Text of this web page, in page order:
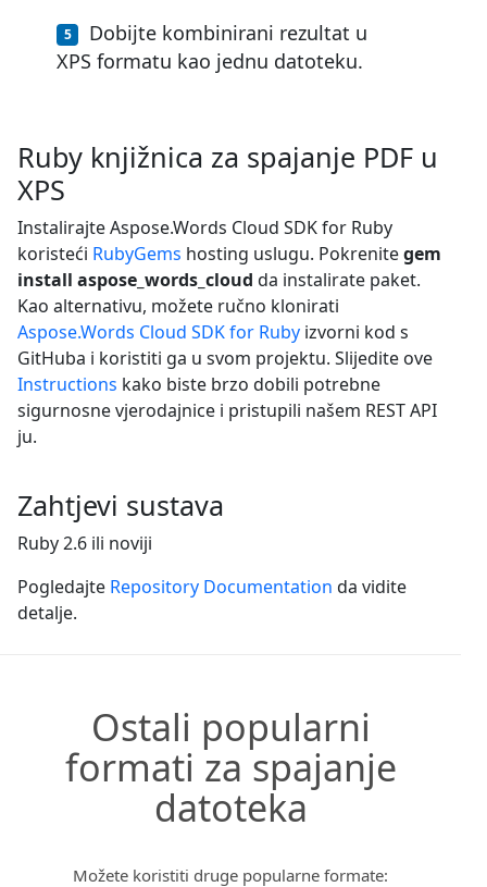
Dobijte kombinirani rezultat u
XPS formatu kao jednu datoteku.
Ruby knjižnica za spajanje PDF u
XPS
Instalirajte Aspose.Words Cloud SDK for Ruby
koristeći RubyGems hosting uslugu. Pokrenitegem
install aspose_words_cloud da instalirate paket.
Kao alternativu, možete ručno klonirati
Aspose.Words Cloud SDK for Ruby izvorni kod s
GitHuba i koristiti ga u svom projektu. Slijedite ove
Instructions kako biste brzo dobili potrebne
sigurnosne vjerodajnice i pristupili našem REST API
ju.
Zahtjevi sustava
Ruby 2.6 ili noviji
Pogledajte Repository Documentation da vidite
detalje.
Ostali popularni
formati za spajanje
datoteka
Možete koristiti druge popularne formate: